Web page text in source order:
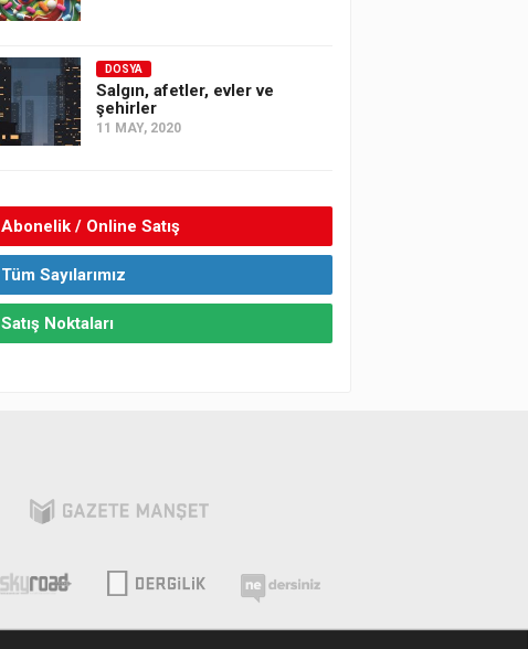
DOSYA
Salgın, afetler, evler ve
şehirler
11 MAY, 2020
Abonelik / Online Satış
Tüm Sayılarımız
Satış Noktaları